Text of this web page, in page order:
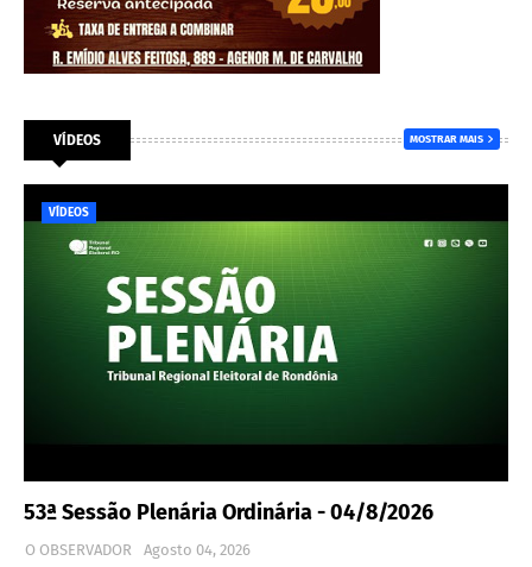
VÍDEOS MOSTRAR MAIS
VÍDEOS
53ª Sessão Plenária Ordinária - 04/8/2026
O OBSERVADOR
Agosto 04, 2026